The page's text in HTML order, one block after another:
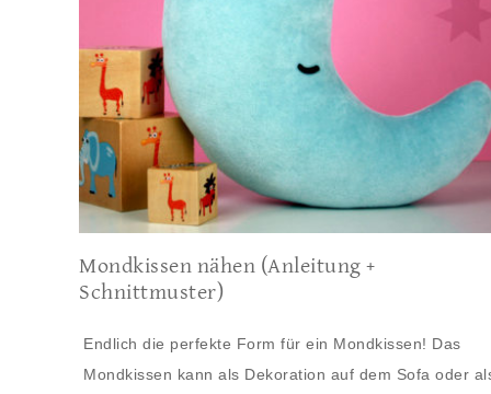
Mondkissen nähen (Anleitung +
Schnittmuster)
Endlich die perfekte Form für ein Mondkissen! Das
Mondkissen kann als Dekoration auf dem Sofa oder